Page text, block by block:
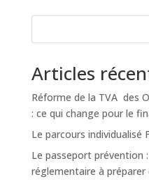
Articles
Réforme de la TVA des
: ce qui change pour le
Le parcours individualisé
Le passeport prévention
réglementaire à